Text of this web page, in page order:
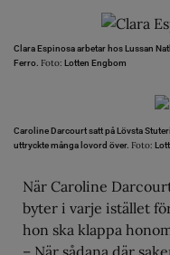
Clara Espinosa arbetar hos Lussan
Ferro. Foto: Lotten Engbom
Caroline Darcourt satt på Lövsta
uttryckte många lovord över. Foto:
När Caroline
byter i varje istället
hon ska klappa
– När sådana där